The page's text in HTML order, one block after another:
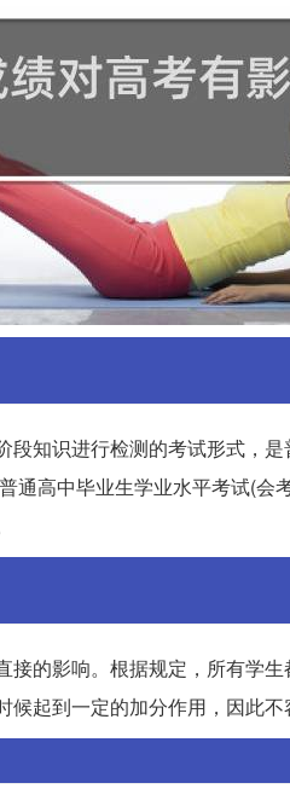
段知识进行检测的考试形式，
通高中毕业生学业水平考试(会
接的影响。根据规定，所有学
起到一定的加分作用，因此不